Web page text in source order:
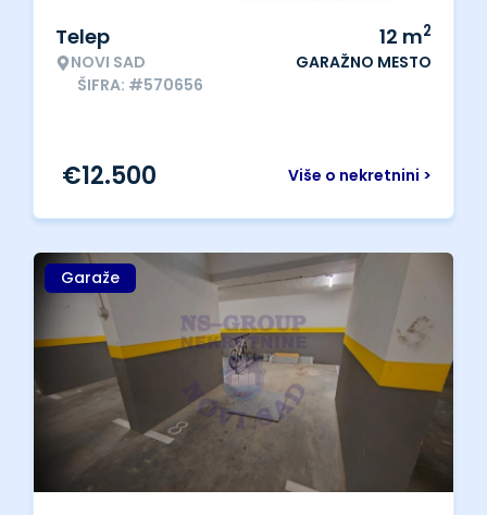
Telep
NOVI SAD
ŠIFRA: #570656
12 m2
GARAŽNO MESTO
Više o nekretnini >
€12.500
Garaže